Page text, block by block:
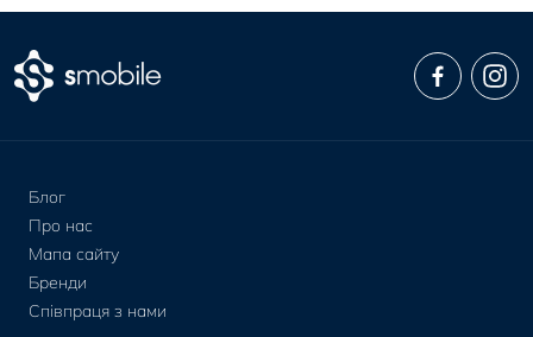
Блог
Про нас
Мапа сайту
Бренди
Співпраця з нами